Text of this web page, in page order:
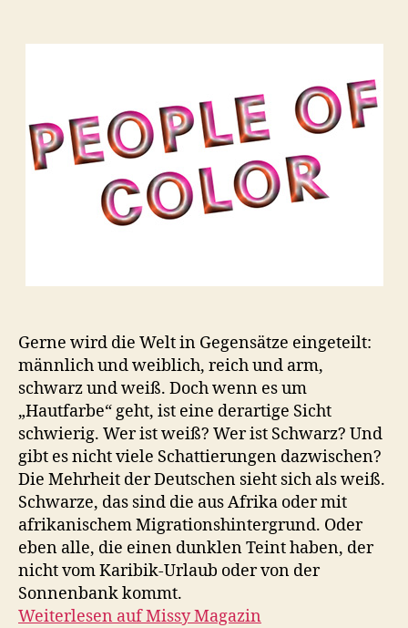
Gerne wird die Welt in Gegensätze eingeteilt:
männlich und weiblich, reich und arm,
schwarz und weiß. Doch wenn es um
„Hautfarbe“ geht, ist eine derartige Sicht
schwierig. Wer ist weiß? Wer ist Schwarz? Und
gibt es nicht viele Schattierungen dazwischen?
Die Mehrheit der Deutschen sieht sich als weiß.
Schwarze, das sind die aus Afrika oder mit
afrikanischem Migrationshintergrund. Oder
eben alle, die einen dunklen Teint haben, der
nicht vom Karibik-Urlaub oder von der
Sonnenbank kommt.
Weiterlesen auf Missy Magazin